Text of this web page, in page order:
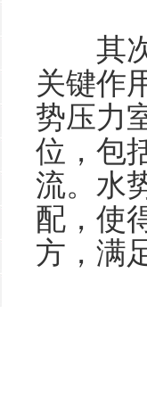
其次
关键作
势压力
位，包
流。水
配，使
方，满